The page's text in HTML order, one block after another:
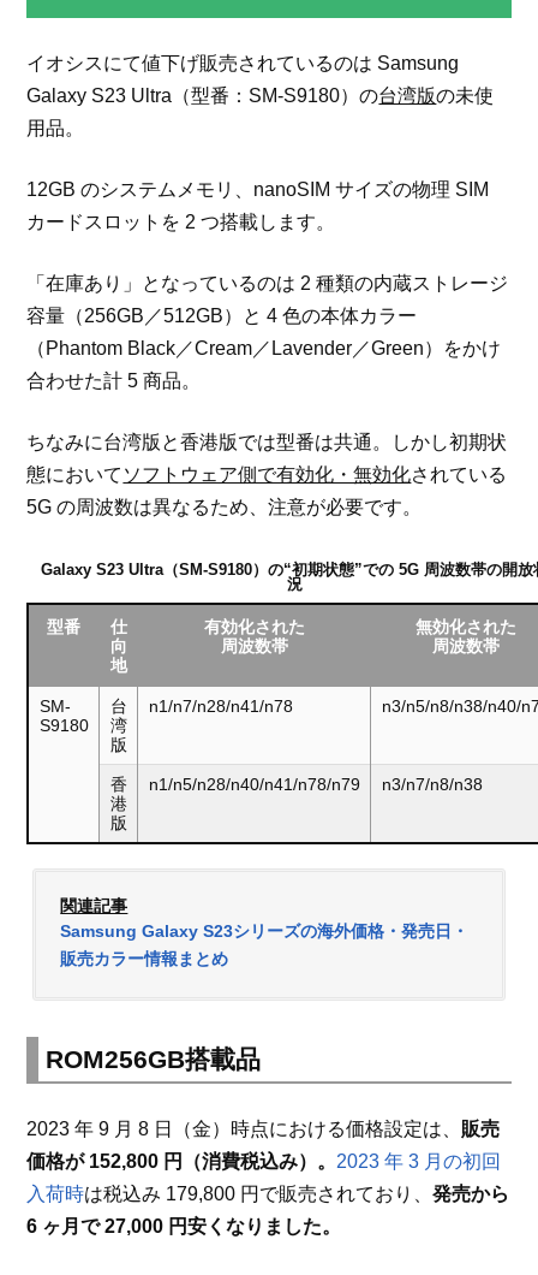
イオシスにて値下げ販売されているのは Samsung
Galaxy S23 Ultra（型番：SM-S9180）の台湾版の未使
用品。
12GB のシステムメモリ、nanoSIM サイズの物理 SIM
カードスロットを 2 つ搭載します。
「在庫あり」となっているのは 2 種類の内蔵ストレージ
容量（256GB／512GB）と 4 色の本体カラー
（Phantom Black／Cream／Lavender／Green）をかけ
合わせた計 5 商品。
ちなみに台湾版と香港版では型番は共通。しかし初期状
態において ソフトウェア側で有効化・無効化されている
5G の周波数は異なるため、注意が必要です。
Galaxy S23 Ultra（SM-S9180）の“初期状態”での 5G 周波数帯の開放
況
型番
仕
向
地
有効化された
周波数帯
無効化された
周波数帯
SM-
S9180
台
湾
版
n1/n7/n28/n41/n78 n3/n5/n8/n38/n40/
香
港
版
n1/n5/n28/n40/n41/n78/n79 n3/n7/n8/n38
関連記事
Samsung Galaxy S23シリーズの海外価格・発売日・
販売カラー情報まとめ
ROM256GB搭載品
2023 年 9 月 8 日（金）時点における価格設定は、 販売
価格が 152,800 円（消費税込み）。 2023 年 3 月の初回
入荷時は税込み 179,800 円で販売されており、発売から
6 ヶ月で 27,000 円安くなりました。